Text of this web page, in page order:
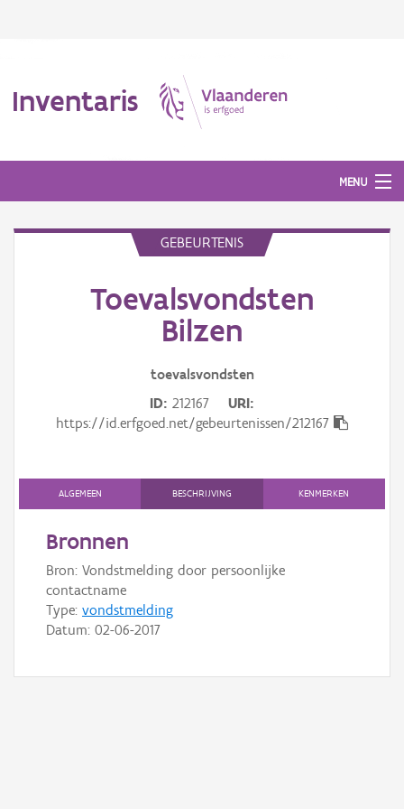
Inventaris
MENU
Aanduidingsobject
Gebeurtenis
Downloads
Hergebruik
Aanmelden
GEBEURTENIS
Toevalsvondsten
Bilzen
toevalsvondsten
ID 212167
URI
https://id.erfgoed.net/gebeurtenissen/212167
ALGEMEEN BESCHRIJVING KENMERKEN
Bronnen
Bron: Vondstmelding door persoonlijke
contactname
Type: vondstmelding
Datum: 02-06-2017